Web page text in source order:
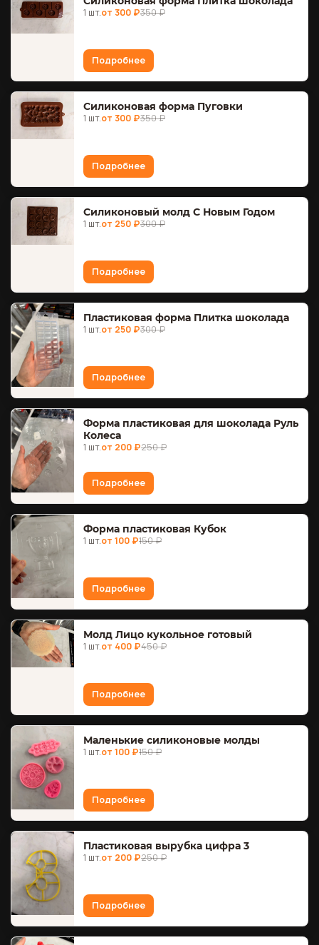
1 шт.от 300 ₽350 ₽
Подробнее
Силиконовая форма Пуговки
1 шт.от 300 ₽350 ₽
Подробнее
Силиконовый молд С Новым Годом
1 шт.от 250 ₽300 ₽
Подробнее
Пластиковая форма Плитка шоколада
1 шт.от 250 ₽300 ₽
Подробнее
Форма пластиковая для шоколада Руль
Колеса
1 шт.от 200 ₽250 ₽
Подробнее
Форма пластиковая Кубок
1 шт.от 100 ₽150 ₽
Подробнее
Молд Лицо кукольное готовый
1 шт.от 400 ₽450 ₽
Подробнее
Маленькие силиконовые молды
1 шт.от 100 ₽150 ₽
Подробнее
Пластиковая вырубка цифра 3
1 шт.от 200 ₽250 ₽
Подробнее